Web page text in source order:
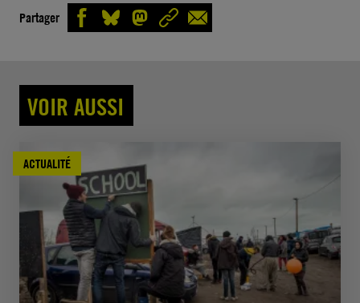
Partager
VOIR AUSSI
ACTUALITÉ